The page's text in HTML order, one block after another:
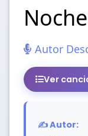
Autor
Ver
✍️ Autor: